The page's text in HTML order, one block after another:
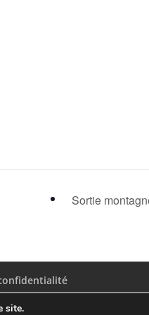
Sortie
site.